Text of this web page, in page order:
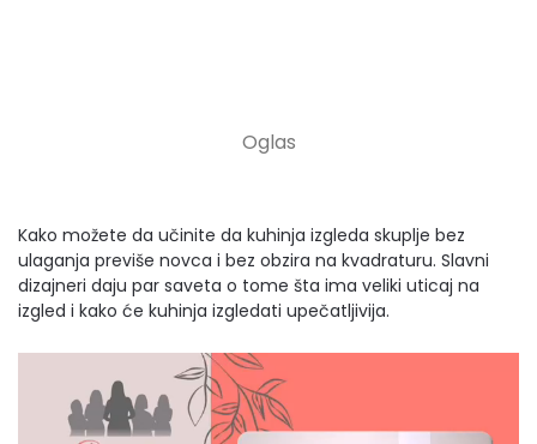
Kako možete da učinite da kuhinja izgleda skuplje bez
ulaganja previše novca i bez obzira na kvadraturu. Slavni
dizajneri daju par saveta o tome šta ima veliki uticaj na
izgled i kako će kuhinja izgledati upečatljivija.